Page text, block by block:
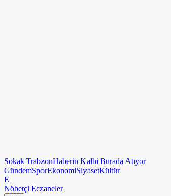
Sokak TrabzonHaberin Kalbi Burada Atıyor
GündemSporEkonomiSiyasetKültür
E
Nöbetçi Eczaneler